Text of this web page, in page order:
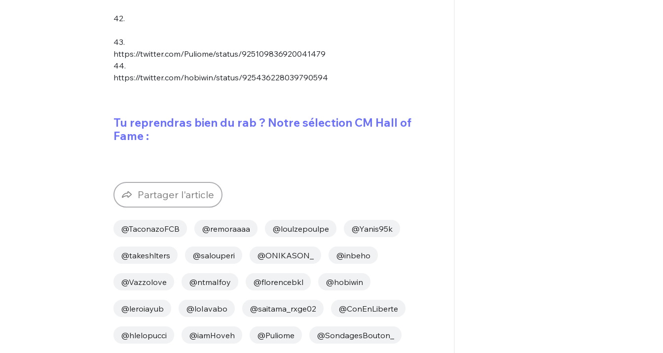
42.
43.
https://twitter.com/Puliome/status/925109836920041479
44.
https://twitter.com/hobiwin/status/925436228039790594
Tu reprendras bien du rab ? Notre sélection CM Hall of
Fame :
Partager l'article
@TaconazoFCB @remoraaaa @loulzepoulpe @Yanis95k
@takeshlters @salouperi @ONIKASON_ @inbeho
@Vazzolove @ntmaIfoy @florencebkl @hobiwin
@leroiayub @loIavabo @saitama_rxge02 @ConEnLiberte
@hlelopucci @iamHoveh @Puliome @SondagesBouton_